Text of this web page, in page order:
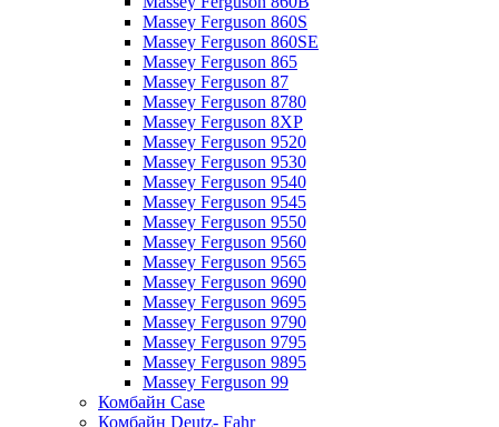
Massey Ferguson 860S
Massey Ferguson 860SE
Massey Ferguson 865
Massey Ferguson 87
Massey Ferguson 8780
Massey Ferguson 8XP
Massey Ferguson 9520
Massey Ferguson 9530
Massey Ferguson 9540
Massey Ferguson 9545
Massey Ferguson 9550
Massey Ferguson 9560
Massey Ferguson 9565
Massey Ferguson 9690
Massey Ferguson 9695
Massey Ferguson 9790
Massey Ferguson 9795
Massey Ferguson 9895
Massey Ferguson 99
Комбайн Case
Комбайн Deutz- Fahr